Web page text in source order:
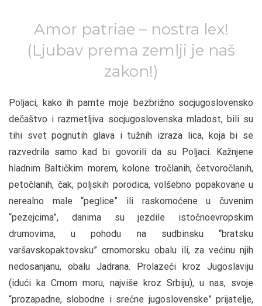
Amor patriae – nostra lex!
(Ljubav prema zemlji je naš
zakon!)
Poljaci, kako ih pamte moje bezbrižno socjugoslovensko
dečaštvo i razmetljiva socjugoslovenska mladost, bili su
tihi svet pognutih glava i tužnih izraza lica, koja bi se
razvedrila samo kad bi govorili da su Poljaci. Kažnjene
hladnim Baltičkim morem, kolone tročlanih, četvoročlanih,
petočlanih, čak, poljskih porodica, volšebno popakovane u
nerealno male “peglice” ili raskomoćene u čuvenim
“pezejcima”, danima su jezdile istočnoevropskim
drumovima, u pohodu na sudbinsku “bratsku
varšavskopaktovsku” crnomorsku obalu ili, za većinu njih
nedosanjanu, obalu Jadrana. Prolazeći kroz Jugoslaviju
(idući ka Crnom moru, najviše kroz Srbiju), u nas, svoje
“prozapadne, slobodne i srećne jugoslovenske” prijatelje,